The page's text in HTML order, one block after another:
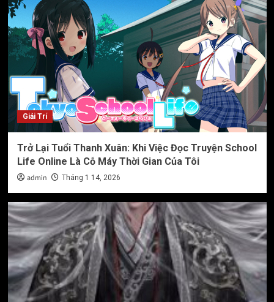
Giải Trí
Trở Lại Tuổi Thanh Xuân: Khi Việc Đọc Truyện School
Life Online Là Cỗ Máy Thời Gian Của Tôi
admin Tháng 1 14, 2026